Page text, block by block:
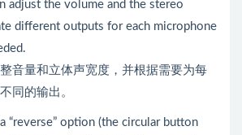
adjust the volume and the stereo
different outputs for each microphone
音量和立体声宽度，并根据需要为每
同的输出。
“reverse” option (the circular button